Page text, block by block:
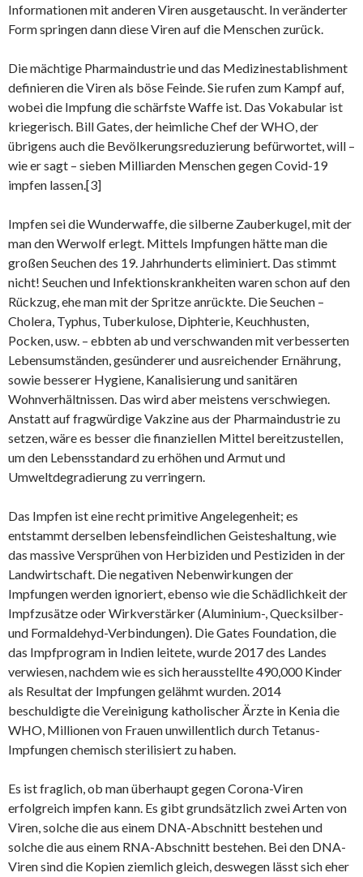
Informationen mit anderen Viren ausgetauscht. In veränderter
Form springen dann diese Viren auf die Menschen zurück.
Die mächtige Pharmaindustrie und das Medizinestablishment
definieren die Viren als böse Feinde. Sie rufen zum Kampf auf,
wobei die Impfung die schärfste Waffe ist. Das Vokabular ist
kriegerisch. Bill Gates, der heimliche Chef der WHO, der
übrigens auch die Bevölkerungsreduzierung befürwortet, will –
wie er sagt – sieben Milliarden Menschen gegen Covid-19
impfen lassen.[3]
Impfen sei die Wunderwaffe, die silberne Zauberkugel, mit der
man den Werwolf erlegt. Mittels Impfungen hätte man die
großen Seuchen des 19. Jahrhunderts eliminiert. Das stimmt
nicht! Seuchen und Infektionskrankheiten waren schon auf den
Rückzug, ehe man mit der Spritze anrückte. Die Seuchen –
Cholera, Typhus, Tuberkulose, Diphterie, Keuchhusten,
Pocken, usw. – ebbten ab und verschwanden mit verbesserten
Lebensumständen, gesünderer und ausreichender Ernährung,
sowie besserer Hygiene, Kanalisierung und sanitären
Wohnverhältnissen. Das wird aber meistens verschwiegen.
Anstatt auf fragwürdige Vakzine aus der Pharmaindustrie zu
setzen, wäre es besser die finanziellen Mittel bereitzustellen,
um den Lebensstandard zu erhöhen und Armut und
Umweltdegradierung zu verringern.
Das Impfen ist eine recht primitive Angelegenheit; es
entstammt derselben lebensfeindlichen Geisteshaltung, wie
das massive Versprühen von Herbiziden und Pestiziden in der
Landwirtschaft. Die negativen Nebenwirkungen der
Impfungen werden ignoriert, ebenso wie die Schädlichkeit der
Impfzusätze oder Wirkverstärker (Aluminium-, Quecksilber-
und Formaldehyd-Verbindungen). Die Gates Foundation, die
das Impfprogram in Indien leitete, wurde 2017 des Landes
verwiesen, nachdem wie es sich herausstellte 490,000 Kinder
als Resultat der Impfungen gelähmt wurden. 2014
beschuldigte die Vereinigung katholischer Ärzte in Kenia die
WHO, Millionen von Frauen unwillentlich durch Tetanus-
Impfungen chemisch sterilisiert zu haben.
Es ist fraglich, ob man überhaupt gegen Corona-Viren
erfolgreich impfen kann. Es gibt grundsätzlich zwei Arten von
Viren, solche die aus einem DNA-Abschnitt bestehen und
solche die aus einem RNA-Abschnitt bestehen. Bei den DNA-
Viren sind die Kopien ziemlich gleich, deswegen lässt sich eher